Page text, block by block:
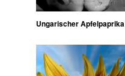
Ungarischer Apfelpaprika